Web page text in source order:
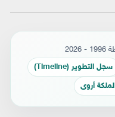
سجل التطوير (Timeline)
أروى